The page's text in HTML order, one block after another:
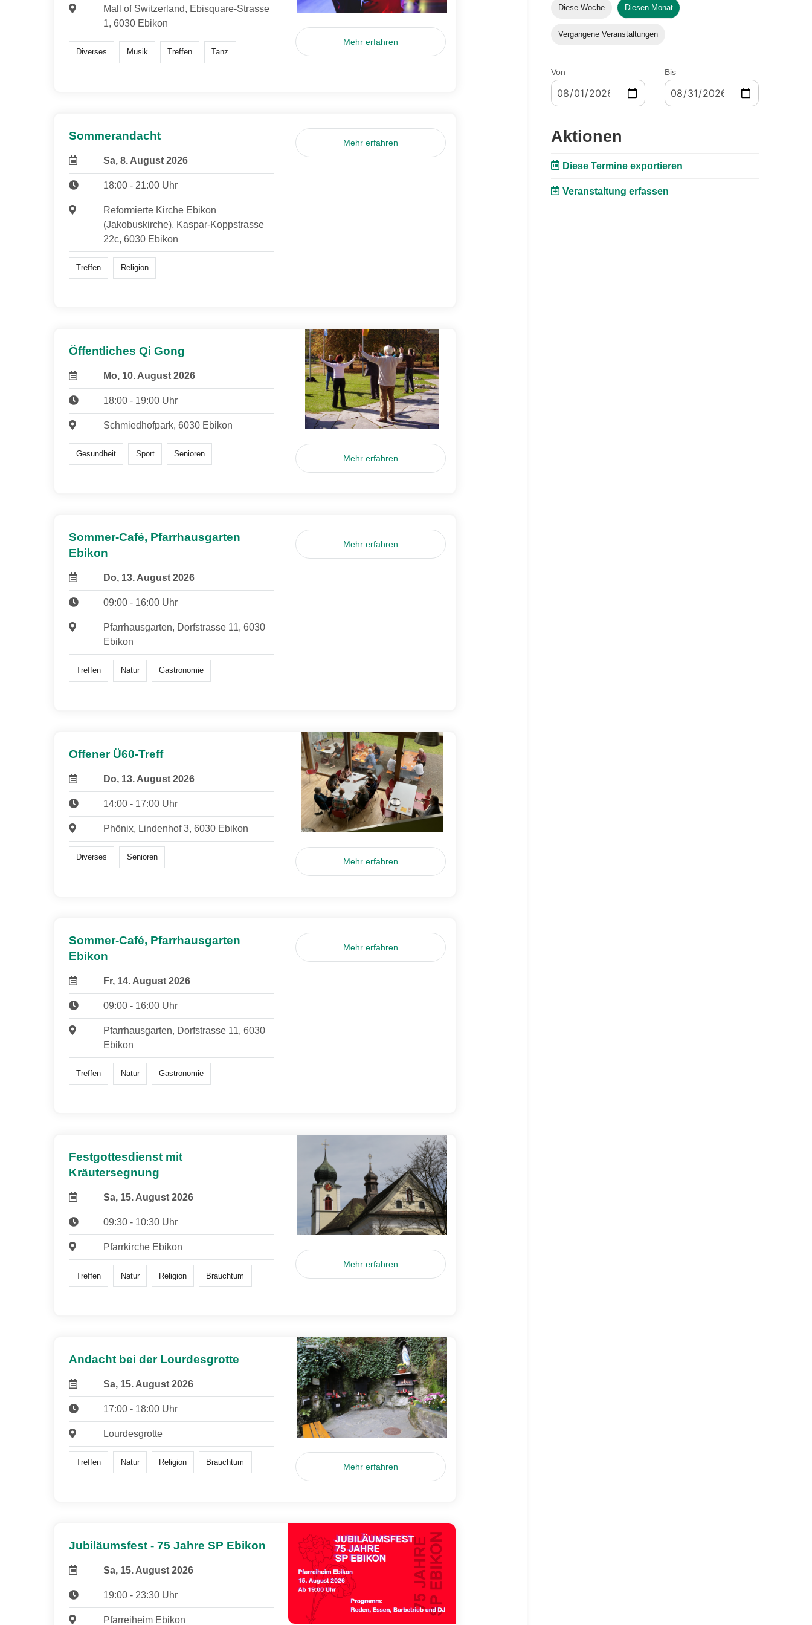
Mall of Switzerland, Ebisquare-Strasse
1, 6030 Ebikon
Diverses Musik Treffen Tanz
Mehr erfahren
Sommerandacht
Sa, 8. August 2026
18:00 - 21:00 Uhr
Reformierte Kirche Ebikon
(Jakobuskirche), Kaspar-Koppstrasse
22c, 6030 Ebikon
Treffen Religion
Mehr erfahren
Öffentliches Qi Gong
Mo, 10. August 2026
18:00 - 19:00 Uhr
Schmiedhofpark, 6030 Ebikon
Gesundheit Sport Senioren Mehr erfahren
Sommer-Café, Pfarrhausgarten
Ebikon
Do, 13. August 2026
09:00 - 16:00 Uhr
Pfarrhausgarten, Dorfstrasse 11, 6030
Ebikon
Treffen Natur Gastronomie
Mehr erfahren
Offener Ü60-Treff
Do, 13. August 2026
14:00 - 17:00 Uhr
Phönix, Lindenhof 3, 6030 Ebikon
Diverses Senioren Mehr erfahren
Sommer-Café, Pfarrhausgarten
Ebikon
Fr, 14. August 2026
09:00 - 16:00 Uhr
Pfarrhausgarten, Dorfstrasse 11, 6030
Ebikon
Treffen Natur Gastronomie
Mehr erfahren
Festgottesdienst mit
Kräutersegnung
Sa, 15. August 2026
09:30 - 10:30 Uhr
Pfarrkirche Ebikon
Treffen Natur Religion Brauchtum
Mehr erfahren
Andacht bei der Lourdesgrotte
Sa, 15. August 2026
17:00 - 18:00 Uhr
Lourdesgrotte
Treffen Natur Religion Brauchtum Mehr erfahren
Jubiläumsfest - 75 Jahre SP Ebikon
Sa, 15. August 2026
19:00 - 23:30 Uhr
Pfarreiheim Ebikon
Diese Woche Diesen Monat
Vergangene Veranstaltungen
Von Bis
Aktionen
Diese Termine exportieren
Veranstaltung erfassen